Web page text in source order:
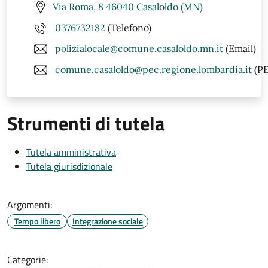
Via Roma, 8 46040 Casaloldo (MN)
0376732182 (Telefono)
polizialocale@comune.casaloldo.mn.it (Email)
comune.casaloldo@pec.regione.lombardia.it
Strumenti di tutela
Tutela amministrativa
Tutela giurisdizionale
Argomenti:
Tempo libero Integrazione sociale
Categorie: